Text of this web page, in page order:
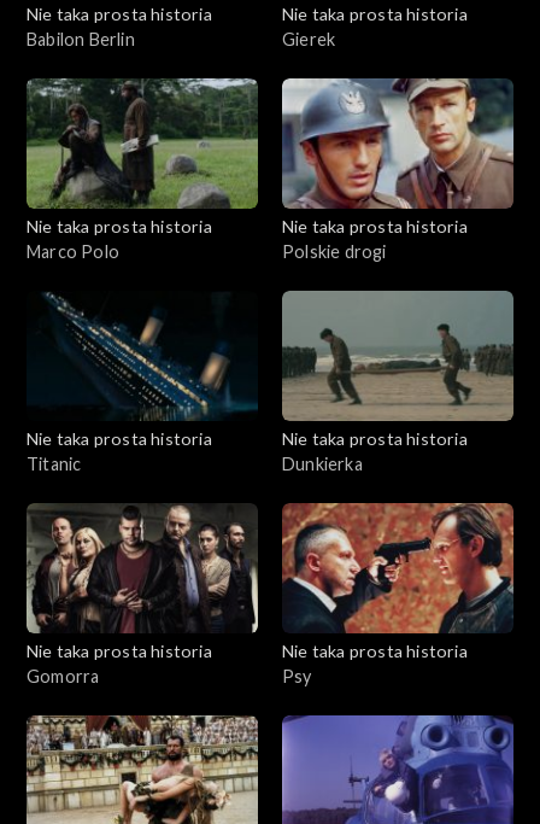
Nie taka prosta historia
Babilon Berlin
Nie taka prosta historia
Gierek
Nie taka prosta historia
Marco Polo
Nie taka prosta historia
Polskie drogi
Nie taka prosta historia
Titanic
Nie taka prosta historia
Dunkierka
Nie taka prosta historia
Gomorra
Nie taka prosta historia
Psy